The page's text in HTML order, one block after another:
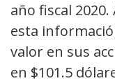
año fiscal
esta
valor en sus
en $101.5